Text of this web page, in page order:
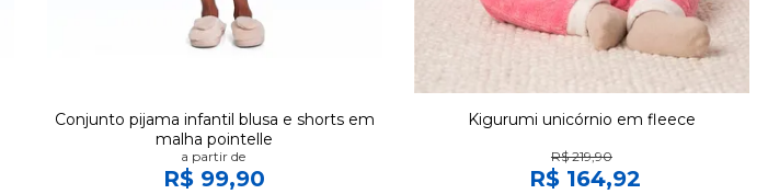
Conjunto pijama infantil blusa e shorts em
malha pointelle
a partir de
R$ 99,90
Kigurumi unicórnio em fleece
R$ 219,90
R$ 164,92